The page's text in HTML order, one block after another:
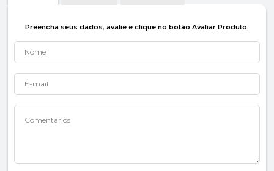
Preencha seus dados, avalie e clique no botão Avaliar Produto.